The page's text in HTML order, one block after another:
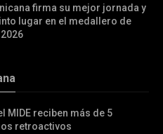
firma su mejor jornada y
lugar en el medallero de
MIDE reciben más de 5
retroactivos